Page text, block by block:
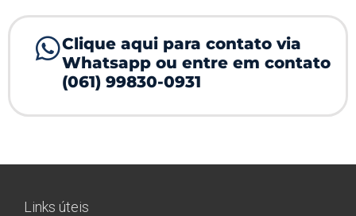
Clique aqui para contato via
Whatsapp ou entre em contato
(061) 99830-0931
Links úteis